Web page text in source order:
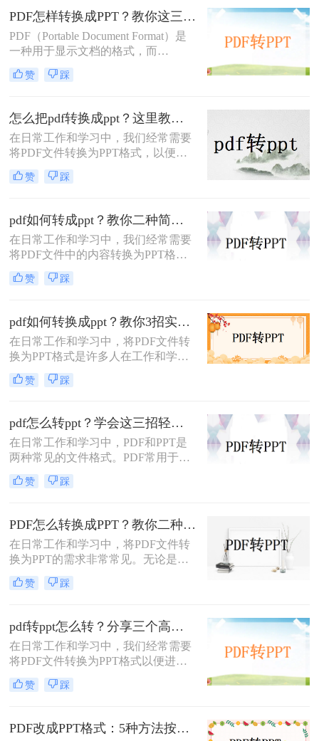
用，但PPT（PowerPoint）则因其动态
演示功能而备受青睐。那么pdf怎么转
换成ppt呢？本文将介绍三种将PDF转
换为PPT的高效方法，帮助您轻松完
成格式转换。
PDF怎样转换成PPT？教你这三种转换方法！
PDF（Portable Document Format）是
一种用于显示文档的格式，而
PPT（PowerPoint）是一种用于演示的
文件格式。PDF文件常用于保存文档
文件转换为PPT格式以便于制作演示
文稿。那么PDF怎样转换成PPT呢？
在本文中，我们将介绍三种方法，以
帮助您将PDF文件转换为PPT文件。
赞 踩
怎么把pdf转换成ppt？这里教你这四种方法！
在日常工作和学习中，我们经常需要
将PDF文件转换为PPT格式，以便更
好地进行演示和编辑。那么怎么把
PDF转换成PPT呢？以下将介绍三种
PDF到PPT的转换。
赞 踩
pdf如何转成ppt？教你二种简单实用的转换方法!
在日常工作和学习中，我们经常需要
将PDF文件中的内容转换为PPT格
式，以便于演示和分享。那么PDF如
何转成PPT呢？以下是两种常用的方
换。
赞 踩
pdf如何转换成ppt？教你3招实用方法轻松搞定！
在日常工作和学习中，将PDF文件转
换为PPT格式是许多人在工作和学习
中常遇到的需求，特别是当需要将
PDF中的内容进行编辑、演示或分享
文将介绍三种常用的PDF转PPT的方
法。
赞 踩
pdf怎么转ppt？学会这三招轻松搞定转换！
在日常工作和学习中，PDF和PPT是
两种常见的文件格式。PDF常用于文
档的查看和分享，而PPT则更多地用
于制作演示文稿和进行演讲。有时，
式，以便进行编辑、修改或展示。那
么pdf怎么转ppt呢？本文将介绍三种
将PDF转换为PPT的方法：使用专业
的PDF转PPT软件、利用在线转换工
具，以及手动复制粘贴内容。
赞 踩
PDF怎么转换成PPT？教你二种转换方法！
在日常工作和学习中，将PDF文件转
换为PPT的需求非常常见。无论是为
了方便展示、编辑还是进一步处理，
掌握几种高效的PDF转PPT方法都是
PPT呢？本文将详细介绍两种常见的
PDF转PPT方法，帮助用户轻松完成
文件格式转换。
赞 踩
pdf转ppt怎么转？分享三个高效转换方法！
在日常工作和学习中，我们经常需要
将PDF文件转换为PPT格式以便进行
演示或编辑。那么pdf转ppt怎么转
呢？以下将介绍三种常用的pdf转ppt
转换。
赞 踩
PDF改成PPT格式：5种方法按页面复杂度选择！